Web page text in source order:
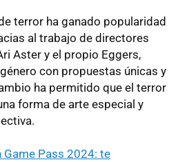
terror ha ganado popularidad
al trabajo de directores
Aster y el propio Eggers,
con propuestas únicas y
ha permitido que el terror
forma de arte especial y
Game Pass 2024: te